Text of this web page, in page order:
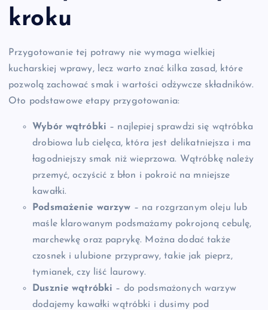
kroku
Przygotowanie tej potrawy nie wymaga wielkiej
kucharskiej wprawy, lecz warto znać kilka zasad, które
pozwolą zachować smak i wartości odżywcze składników.
Oto podstawowe etapy przygotowania:
Wybór wątróbki – najlepiej sprawdzi się wątróbka
drobiowa lub cielęca, która jest delikatniejsza i ma
łagodniejszy smak niż wieprzowa. Wątróbkę należy
przemyć, oczyścić z błon i pokroić na mniejsze
kawałki.
Podsmażenie warzyw – na rozgrzanym oleju lub
maśle klarowanym podsmażamy pokrojoną cebulę,
marchewkę oraz paprykę. Można dodać także
czosnek i ulubione przyprawy, takie jak pieprz,
tymianek, czy liść laurowy.
Dusznie wątróbki – do podsmażonych warzyw
dodajemy kawałki wątróbki i dusimy pod